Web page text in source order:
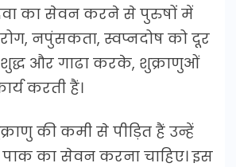
का सेवन करने से पुरुषों में
रोग, नपुंसकता, स्वप्नदोष को दूर
और गाढा करके, शुक्राणुओं
करती हैं।
की कमी से पीड़ित हैं उन्हें
का सेवन करना चाहिए। इस